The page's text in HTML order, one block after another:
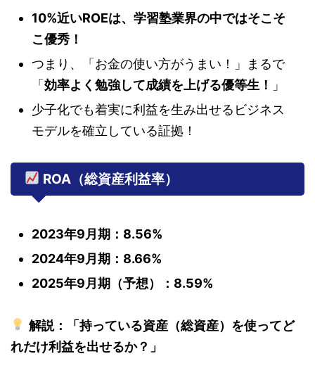
10%近いROEは、学習塾業界の中ではそこそ
こ優秀！
つまり、「お金の使い方がうまい！」まるで
「効率よく勉強して成績を上げる優等生！
」
少子化でも着実に利益を生み出せるビジネス
モデルを確立している証拠！
ROA（総資産利益率）
2023年9月期：8.56%
2024年9月期：8.66%
2025年9月期（予想）：8.59%
解説：「持っている資産（総資産）を使ってど
れだけ利益を出せるか？」